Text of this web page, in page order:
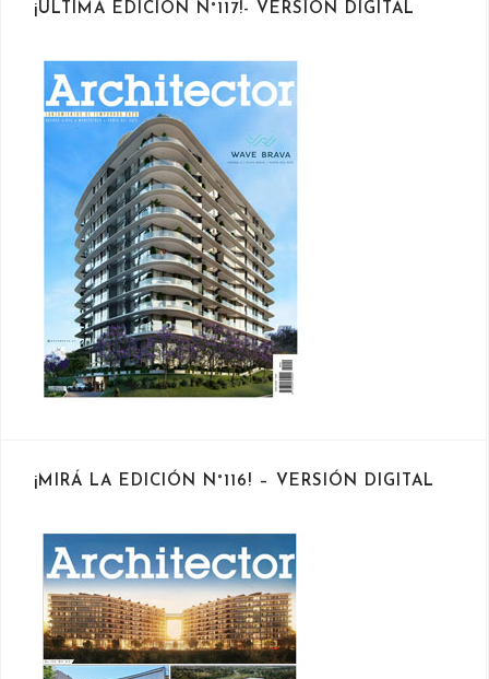
¡ÚLTIMA EDICIÓN N°117!- VERSIÓN DIGITAL
¡MIRÁ LA EDICIÓN N°116! – VERSIÓN DIGITAL